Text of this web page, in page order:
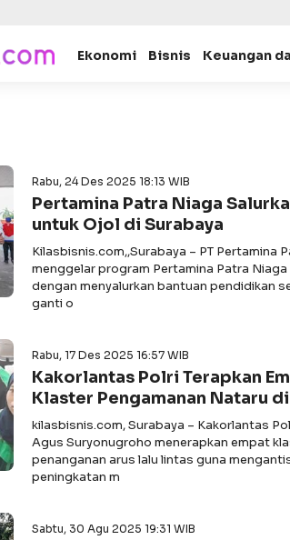
Ekonomi Bisnis Keuangan
Rabu, 24 Des 2025 18:13 WIB
Pertamina Patra Niaga
untuk Ojol di Surabaya
Kilasbisnis.com,,Surabaya – PT Pertamina
menggelar program Pertamina Patra Niaga
dengan menyalurkan bantuan pendidikan
ganti o
Rabu, 17 Des 2025 16:57 WIB
Kakorlantas Polri Terapkan
Klaster Pengamanan Nataru
kilasbisnis.com, Surabaya – Kakorlantas
Agus Suryonugroho menerapkan empat
penanganan arus lalu lintas guna
peningkatan m
Sabtu, 30 Agu 2025 19:31 WIB